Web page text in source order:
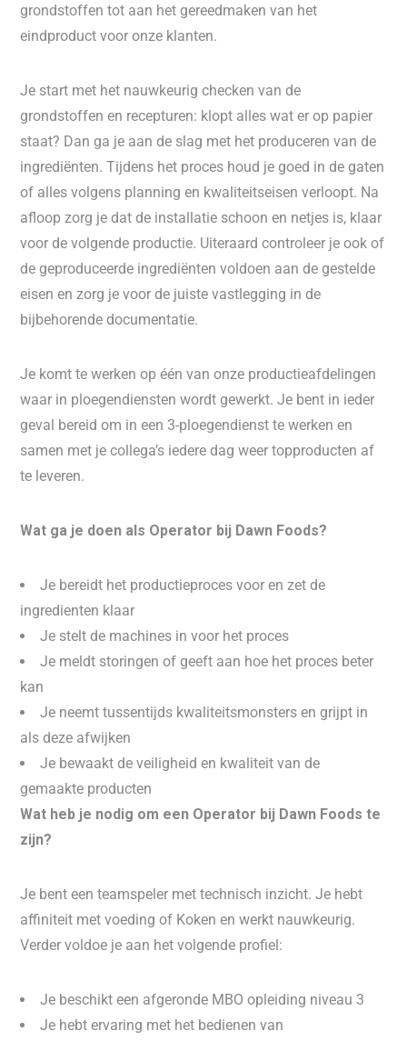
grondstoffen tot aan het gereedmaken van het
eindproduct voor onze klanten.
Je start met het nauwkeurig checken van de
grondstoffen en recepturen: klopt alles wat er op papier
staat? Dan ga je aan de slag met het produceren van de
ingrediënten. Tijdens het proces houd je goed in de gaten
of alles volgens planning en kwaliteitseisen verloopt. Na
afloop zorg je dat de installatie schoon en netjes is, klaar
voor de volgende productie. Uiteraard controleer je ook of
de geproduceerde ingrediënten voldoen aan de gestelde
eisen en zorg je voor de juiste vastlegging in de
bijbehorende documentatie.
Je komt te werken op één van onze productieafdelingen
waar in ploegendiensten wordt gewerkt. Je bent in ieder
geval bereid om in een 3-ploegendienst te werken en
samen met je collega’s iedere dag weer topproducten af
te leveren.
Wat ga je doen als Operator bij Dawn Foods?
Je bereidt het productieproces voor en zet de
ingredienten klaar
Je stelt de machines in voor het proces
Je meldt storingen of geeft aan hoe het proces beter
kan
Je neemt tussentijds kwaliteitsmonsters en grijpt in
als deze afwijken
Je bewaakt de veiligheid en kwaliteit van de
gemaakte producten
Wat heb je nodig om een Operator bij Dawn Foods te
zijn?
Je bent een teamspeler met technisch inzicht. Je hebt
affiniteit met voeding of Koken en werkt nauwkeurig.
Verder voldoe je aan het volgende profiel:
Je beschikt een afgeronde MBO opleiding niveau 3
Je hebt ervaring met het bedienen van